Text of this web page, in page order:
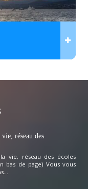
réseau des
vie, réseau des écoles
bas de page) Vous vous